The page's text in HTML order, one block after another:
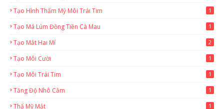
Tạo Hình Thẩm Mỹ Môi Trái Tim 1
Tạo Má Lúm Đồng Tiền Cà Mau 1
Tạo Mắt Hai Mí 2
Tạo Môi Cười 1
Tạo Môi Trái Tim 1
Tăng Độ Nhô Cằm 1
Thẩ Mỹ Mắt 1